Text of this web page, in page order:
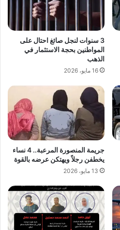
3 سنوات لنجل صائغ احتال على
المواطنين بحجة الاستثمار في
الذهب
16 مايو، 2026
جريمة المنصورة المرعبة.. 4 نساء
يخطفن رجلاً ويهتكن عرضه بالقوة
13 مايو، 2026